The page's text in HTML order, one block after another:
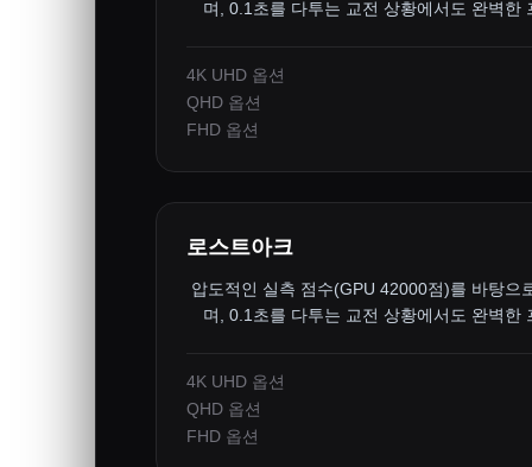
며, 0.1초를 다투는 교전 상황에서도 완벽한
4K UHD 옵션
QHD 옵션
FHD 옵션
로스트아크
압도적인 실측 점수(GPU 42000점)를 바탕으
며, 0.1초를 다투는 교전 상황에서도 완벽한
4K UHD 옵션
QHD 옵션
FHD 옵션